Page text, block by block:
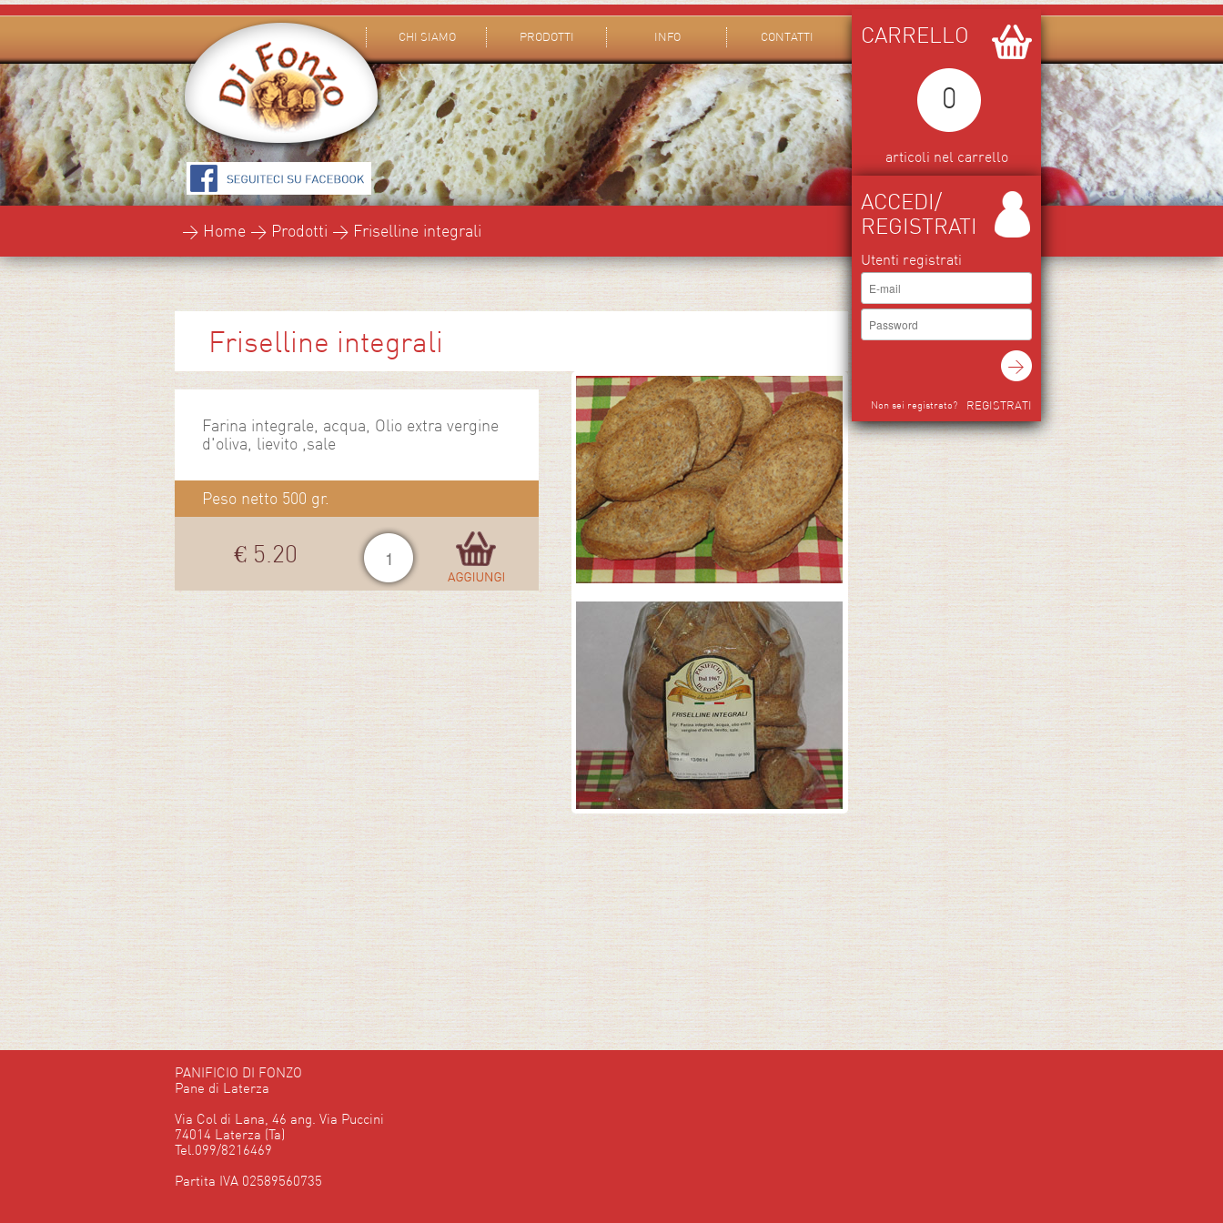
CHI SIAMO PRODOTTI INFO CONTATTI CARRELLO
0
articoli nel carrello
ACCEDI/
REGISTRATI
Utenti registrati
Non sei registrato? REGISTRATI
> Home > Prodotti > Friselline integrali
Friselline integrali
Farina integrale, acqua, Olio extra vergine
d'oliva, lievito ,sale
Peso netto 500 gr.
€ 5.20
PANIFICIO DI FONZO
Pane di Laterza
Via Col di Lana, 46 ang. Via Puccini
74014 Laterza (Ta)
Tel.099/8216469
Partita IVA 02589560735